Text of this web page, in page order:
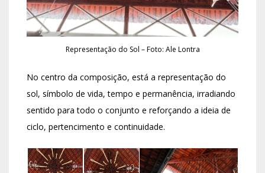
Representação do Sol – Foto: Ale Lontra
No centro da composição, está a representação do
sol, símbolo de vida, tempo e permanência, irradiando
sentido para todo o conjunto e reforçando a ideia de
ciclo, pertencimento e continuidade.